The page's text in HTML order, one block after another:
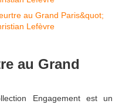
au Grand
Engagement est un